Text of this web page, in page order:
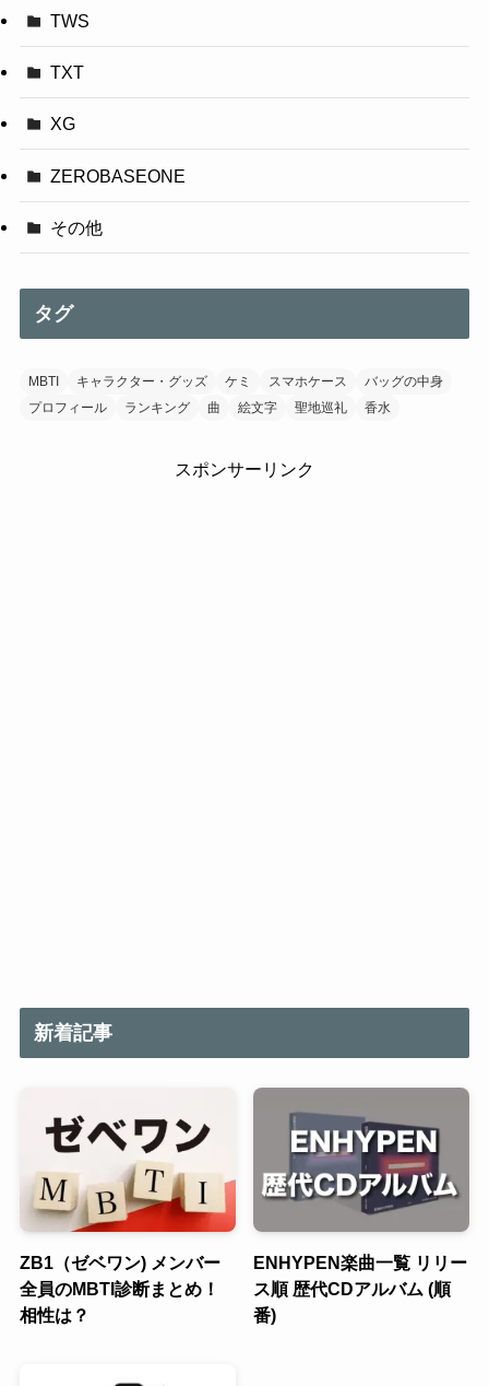
TWS
TXT
XG
ZEROBASEONE
その他
タグ
MBTI キャラクター・グッズ ケミ スマホケース
バッグの中身
プロフィール
ランキング 曲 絵文字 聖地巡礼 香水
スポンサーリンク
新着記事
ZB1（ゼベワン) メンバー
全員のMBTI診断まとめ！
相性は？
ENHYPEN楽曲一覧 リリー
ス順 歴代CDアルバム (順
番)